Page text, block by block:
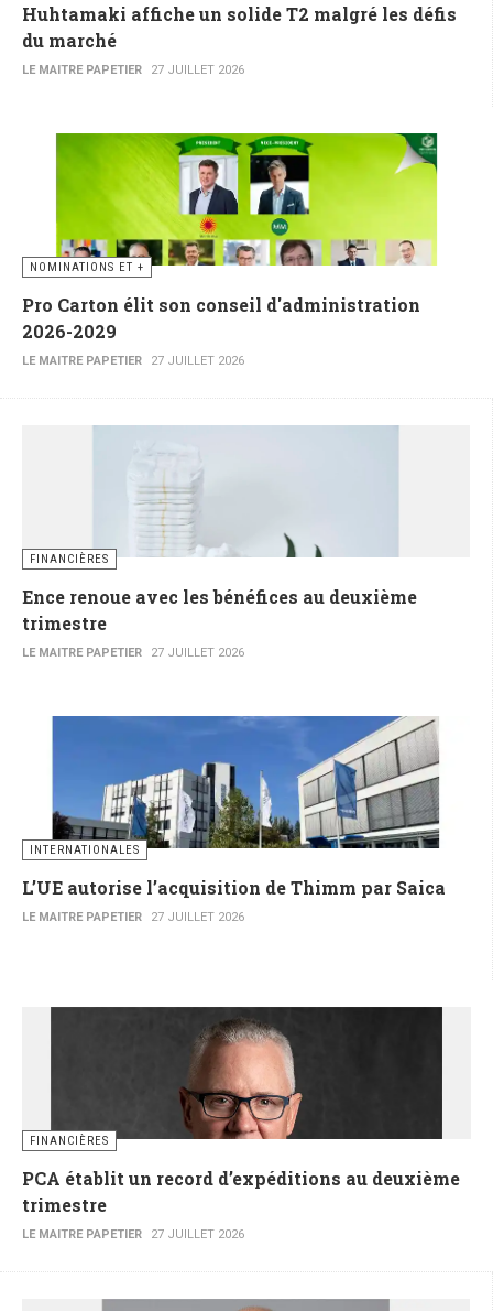
Huhtamaki affiche un solide T2 malgré les défis
du marché
LE MAITRE PAPETIER 27 JUILLET 2026
NOMINATIONS ET +
Pro Carton élit son conseil d'administration
2026-2029
LE MAITRE PAPETIER 27 JUILLET 2026
FINANCIÈRES
Ence renoue avec les bénéfices au deuxième
trimestre
LE MAITRE PAPETIER 27 JUILLET 2026
INTERNATIONALES
L’UE autorise l’acquisition de Thimm par Saica
LE MAITRE PAPETIER 27 JUILLET 2026
FINANCIÈRES
PCA établit un record d’expéditions au deuxième
trimestre
LE MAITRE PAPETIER 27 JUILLET 2026